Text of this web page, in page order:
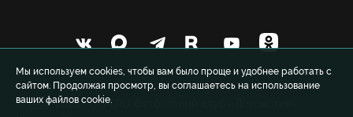
Мы используем cookies, чтобы вам было проще и удобнее работать с
сайтом. Продолжая просмотр, вы соглашаетесь на использование
ваших файлов cookie.
© 1999-2026 FCLM.RU Футбольный клуб «Локомотив»